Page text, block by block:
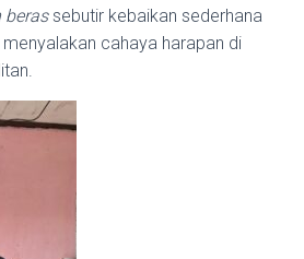
berassebutir kebaikan sederhana
cahaya harapan di